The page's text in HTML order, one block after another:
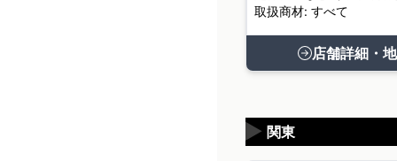
取扱商材: すべて
店舗詳細・
関東
▶